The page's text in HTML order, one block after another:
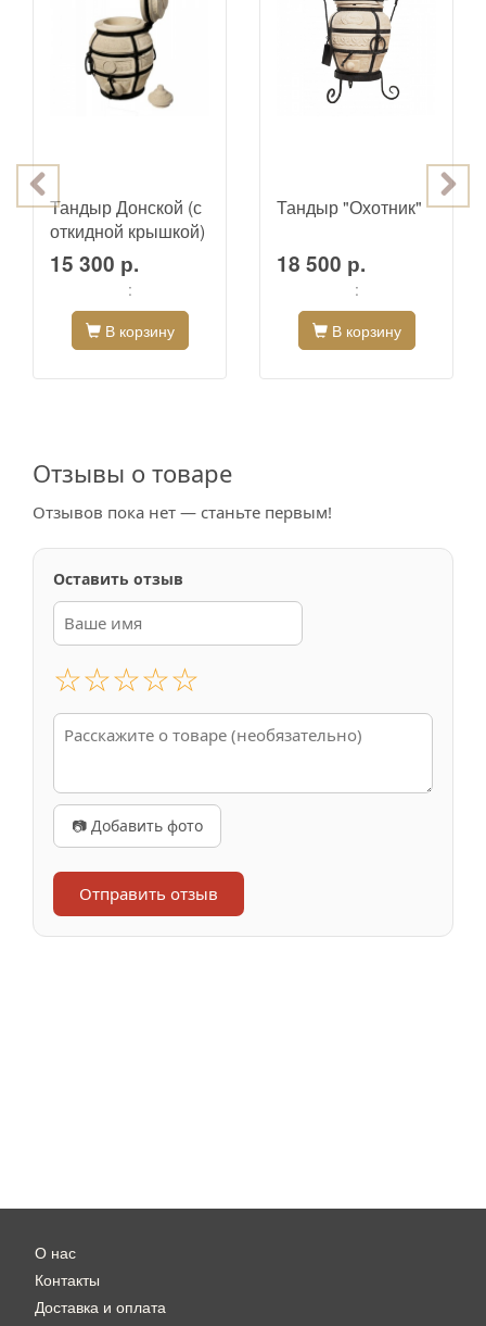
Тандыр Донской (с
откидной крышкой)
15 300 р.
:
В корзину
Тандыр "Охотник"
18 500 р.
:
В корзину
Отзывы о товаре
Отзывов пока нет — станьте первым!
Оставить отзыв
☆☆☆☆☆
📷 Добавить фото
Отправить отзыв
О нас
Контакты
Доставка и оплата